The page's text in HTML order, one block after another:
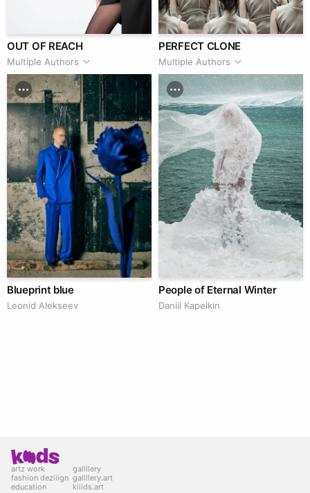
OUT OF REACH
Multiple Authors
PERFECT CLONE
Multiple Authors
Blueprint blue
Leonid Alekseev
People of Eternal Winter
Daniil Kapelkin
artz work
fashion deziiign
education
gallllery
gallllery.art
kiiids.art